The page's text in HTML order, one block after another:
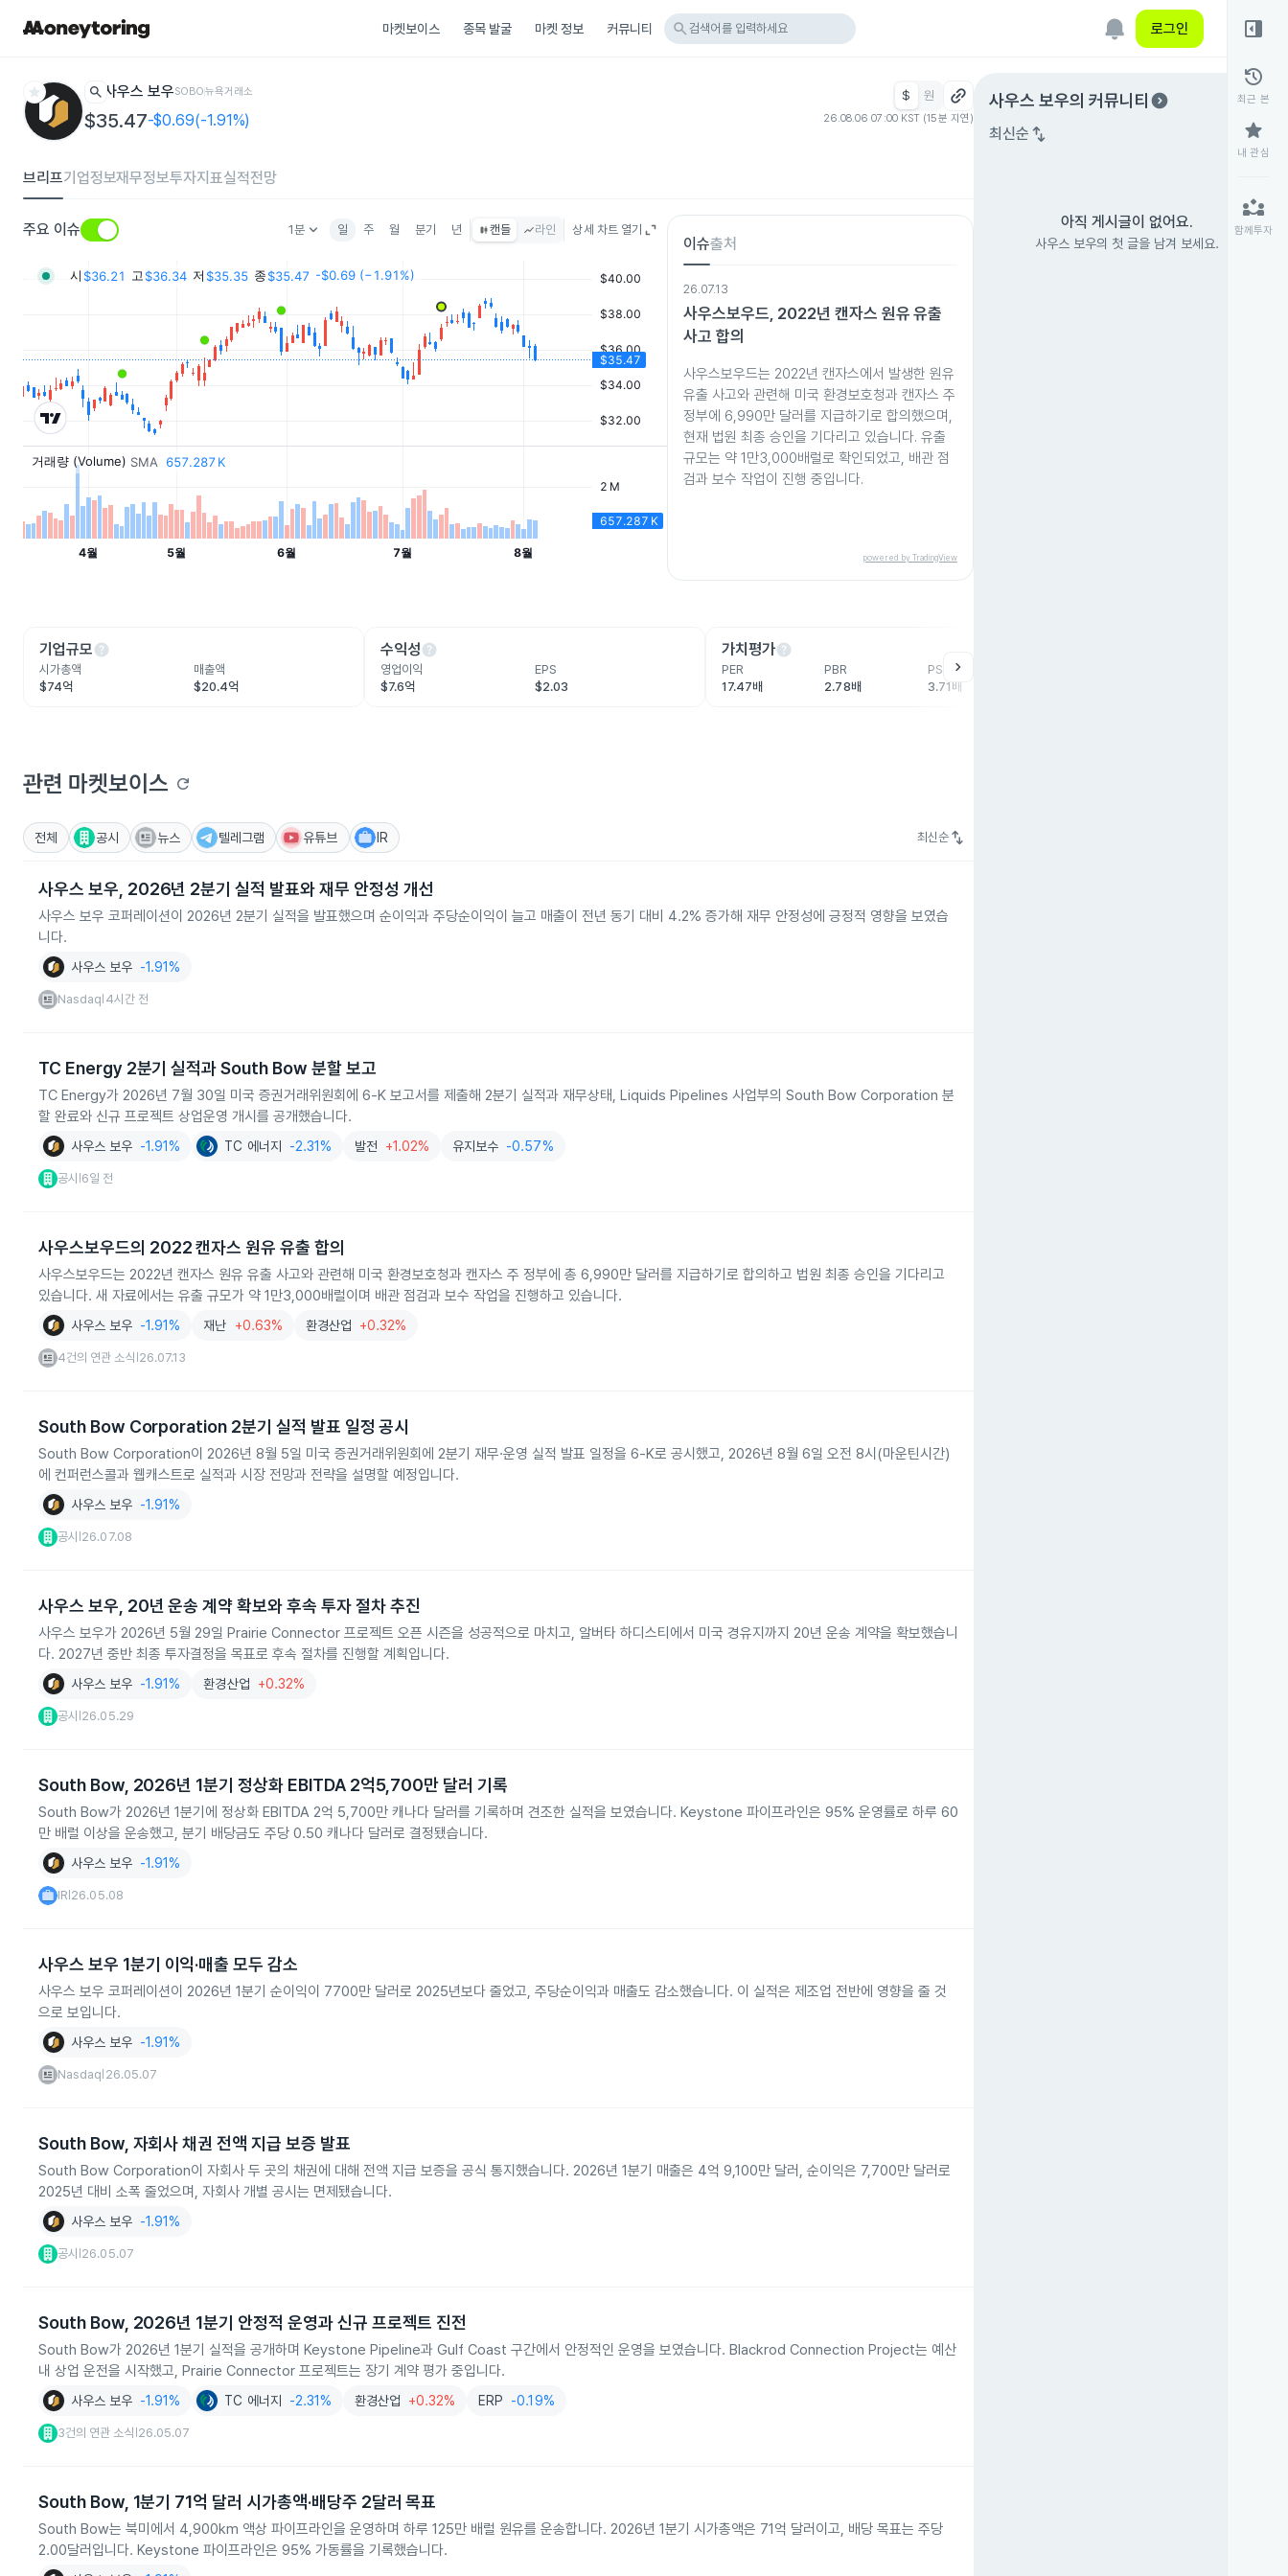
마켓보이스 종목 발굴 마켓 정보 커뮤니티 search 검색어를 입력하세요 로그인
star search 사우스 보우SOBO뉴욕거래소
$35.47-$0.69(-1.91%)
$ 원
26.08.06 07:00 KST (15분 지연)
브리프기업정보재무정보투자지표실적전망
주요 이슈 1분keyboard_arrow_down 일 주 월 분기 년 캔들 라인 상세 차트 열기
이슈출처
26.07.13
사우스보우드, 2022년 캔자스 원유 유출
사고 합의
사우스보우드는 2022년 캔자스에서 발생한 원유
유출 사고와 관련해 미국 환경보호청과 캔자스 주
정부에 6,990만 달러를 지급하기로 합의했으며,
현재 법원 최종 승인을 기다리고 있습니다. 유출
규모는 약 1만3,000배럴로 확인되었고, 배관 점
검과 보수 작업이 진행 중입니다.
powered by TradingView
기업규모help
시가총액
$74억
매출액
$20.4억
수익성help
영업이익
$7.6억
EPS
$2.03
가치평가help
PER
17.47배
PBR
2.78배
PSR
3.71배
chevron_right
관련 마켓보이스 refresh
전체 공시 뉴스 텔레그램 유튜브 IR 최신순 swap_vert
사우스 보우, 2026년 2분기 실적 발표와 재무 안정성 개선
사우스 보우 코퍼레이션이 2026년 2분기 실적을 발표했으며 순이익과 주당순이익이 늘고 매출이 전년 동기 대비 4.2% 증가해 재무 안정성에 긍정적 영향을 보였습
니다.
사우스 보우 -1.91%
Nasdaq 4시간 전
TC Energy 2분기 실적과 South Bow 분할 보고
TC Energy가 2026년 7월 30일 미국 증권거래위원회에 6‑K 보고서를 제출해 2분기 실적과 재무상태, Liquids Pipelines 사업부의 South Bow Corporation 분
할 완료와 신규 프로젝트 상업운영 개시를 공개했습니다.
사우스 보우 -1.91% TC 에너지 -2.31% 발전 +1.02% 유지보수 -0.57%
공시 6일 전
사우스보우드의 2022 캔자스 원유 유출 합의
사우스보우드는 2022년 캔자스 원유 유출 사고와 관련해 미국 환경보호청과 캔자스 주 정부에 총 6,990만 달러를 지급하기로 합의하고 법원 최종 승인을 기다리고
있습니다. 새 자료에서는 유출 규모가 약 1만3,000배럴이며 배관 점검과 보수 작업을 진행하고 있습니다.
사우스 보우 -1.91% 재난 +0.63% 환경산업 +0.32%
4건의 연관 소식 26.07.13
South Bow Corporation 2분기 실적 발표 일정 공시
South Bow Corporation이 2026년 8월 5일 미국 증권거래위원회에 2분기 재무·운영 실적 발표 일정을 6‑K로 공시했고, 2026년 8월 6일 오전 8시(마운틴시간)
에 컨퍼런스콜과 웹캐스트로 실적과 시장 전망과 전략을 설명할 예정입니다.
사우스 보우 -1.91%
공시 26.07.08
사우스 보우, 20년 운송 계약 확보와 후속 투자 절차 추진
사우스 보우가 2026년 5월 29일 Prairie Connector 프로젝트 오픈 시즌을 성공적으로 마치고, 알버타 하디스티에서 미국 경유지까지 20년 운송 계약을 확보했습니
다. 2027년 중반 최종 투자결정을 목표로 후속 절차를 진행할 계획입니다.
사우스 보우 -1.91% 환경산업 +0.32%
공시 26.05.29
South Bow, 2026년 1분기 정상화 EBITDA 2억5,700만 달러 기록
South Bow가 2026년 1분기에 정상화 EBITDA 2억 5,700만 캐나다 달러를 기록하며 견조한 실적을 보였습니다. Keystone 파이프라인은 95% 운영률로 하루 60
만 배럴 이상을 운송했고, 분기 배당금도 주당 0.50 캐나다 달러로 결정됐습니다.
사우스 보우 -1.91%
IR 26.05.08
사우스 보우 1분기 이익·매출 모두 감소
사우스 보우 코퍼레이션이 2026년 1분기 순이익이 7700만 달러로 2025년보다 줄었고, 주당순이익과 매출도 감소했습니다. 이 실적은 제조업 전반에 영향을 줄 것
으로 보입니다.
사우스 보우 -1.91%
Nasdaq 26.05.07
South Bow, 자회사 채권 전액 지급 보증 발표
South Bow Corporation이 자회사 두 곳의 채권에 대해 전액 지급 보증을 공식 통지했습니다. 2026년 1분기 매출은 4억 9,100만 달러, 순이익은 7,700만 달러로
2025년 대비 소폭 줄었으며, 자회사 개별 공시는 면제됐습니다.
사우스 보우 -1.91%
공시 26.05.07
South Bow, 2026년 1분기 안정적 운영과 신규 프로젝트 진전
South Bow가 2026년 1분기 실적을 공개하며 Keystone Pipeline과 Gulf Coast 구간에서 안정적인 운영을 보였습니다. Blackrod Connection Project는 예산
내 상업 운전을 시작했고, Prairie Connector 프로젝트는 장기 계약 평가 중입니다.
사우스 보우 -1.91% TC 에너지 -2.31% 환경산업 +0.32% ERP -0.19%
3건의 연관 소식 26.05.07
South Bow, 1분기 71억 달러 시가총액·배당주 2달러 목표
South Bow는 북미에서 4,900km 액상 파이프라인을 운영하며 하루 125만 배럴 원유를 운송합니다. 2026년 1분기 시가총액은 71억 달러이고, 배당 목표는 주당
2.00달러입니다. Keystone 파이프라인은 95% 가동률을 기록했습니다.
사우스 보우의 커뮤니티 expand_circle_right
최신순 swap_vert
아직 게시글이 없어요.
사우스 보우의 첫 글을 남겨 보세요.
right_panel_open
history
최근 본
star
내 관심
partner_exchange
함께투자